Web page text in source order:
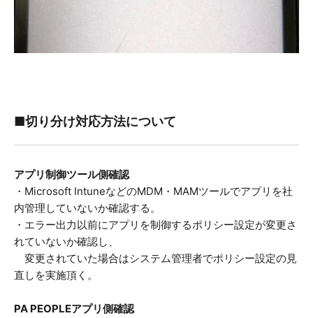
■切り分け対応方法について
アプリ制御ツール側確認
・Microsoft IntuneなどのMDM・MAMツールでアプリを社
内管理していないか確認する。
・エラー出力以前にアプリを制御するポリシー設定が変更さ
れていないか確認し、
変更されていた場合はシステム管理者でポリシー設定の見
直しを実施頂く。
PA PEOPLEアプリ側確認